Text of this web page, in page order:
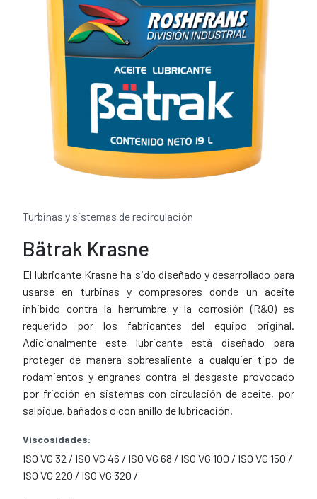
Turbinas y sistemas de recirculación
Bätrak Krasne
El lubricante Krasne ha sido diseñado y desarrollado para
usarse en turbinas y compresores donde un aceite
inhibido contra la herrumbre y la corrosión (R&O) es
requerido por los fabricantes del equipo original.
Adicionalmente este lubricante está diseñado para
proteger de manera sobresaliente a cualquier tipo de
rodamientos y engranes contra el desgaste provocado
por fricción en sistemas con circulación de aceite, por
salpique, bañados o con anillo de lubricación.
Viscosidades:
ISO VG 32 / ISO VG 46 / ISO VG 68 / ISO VG 100 / ISO VG 150 /
ISO VG 220 / ISO VG 320 /